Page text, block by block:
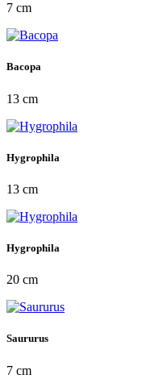
7 cm
Bacopa
13 cm
Hygrophila
13 cm
Hygrophila
20 cm
Saururus
7 cm